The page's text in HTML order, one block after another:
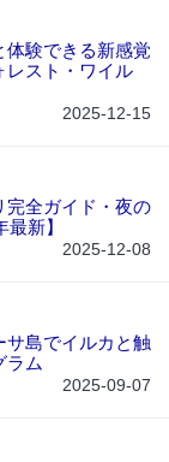
験できる新感覚
レスト・ワイル
2025-12-15
完全ガイド・夜の
新】
2025-12-08
島でイルカと触
ラム
2025-09-07